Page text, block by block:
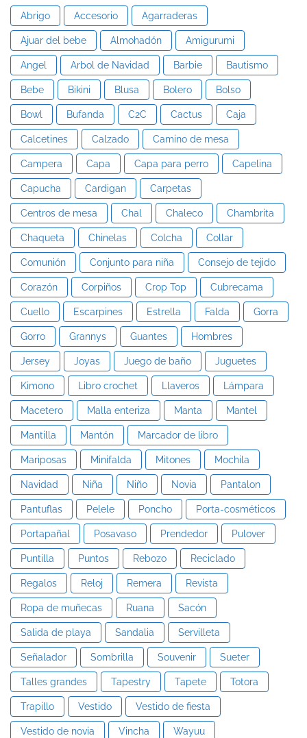
Abrigo Accesorio Agarraderas
Ajuar del bebe Almohadón Amigurumi
Angel Arbol de Navidad Barbie Bautismo
Bebe Bikini Blusa Bolero Bolso
Bowl Bufanda C2C Cactus Caja
Calcetines Calzado Camino de mesa
Campera Capa Capa para perro Capelina
Capucha Cardigan Carpetas
Centros de mesa Chal Chaleco Chambrita
Chaqueta Chinelas Colcha Collar
Comunión Conjunto para niña Consejo de tejido
Corazón Corpiños Crop Top Cubrecama
Cuello Escarpines Estrella Falda Gorra
Gorro Grannys Guantes Hombres
Jersey Joyas Juego de baño Juguetes
Kimono Libro crochet Llaveros Lámpara
Macetero Malla enteriza Manta Mantel
Mantilla Mantón Marcador de libro
Mariposas Minifalda Mitones Mochila
Navidad Niña Niño Novia Pantalon
Pantuflas Pelele Poncho Porta-cosméticos
Portapañal Posavaso Prendedor Pulover
Puntilla Puntos Rebozo Reciclado
Regalos Reloj Remera Revista
Ropa de muñecas Ruana Sacón
Salida de playa Sandalia Servilleta
Señalador Sombrilla Souvenir Sueter
Talles grandes Tapestry Tapete Totora
Trapillo Vestido Vestido de fiesta
Vestido de novia Vincha Wayuu